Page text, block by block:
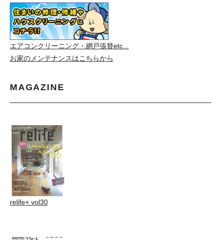
エアコンクリーニング・網戸張替etc...
お家のメンテナンスはこちらから
MAGAZINE
relife+ vol30